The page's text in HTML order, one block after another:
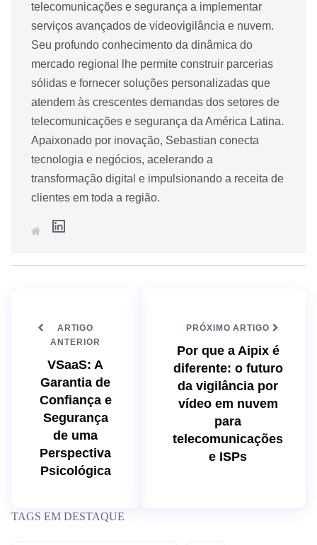
telecomunicações e segurança a implementar
serviços avançados de videovigilância e nuvem.
Seu profundo conhecimento da dinâmica do
mercado regional lhe permite construir parcerias
sólidas e fornecer soluções personalizadas que
atendem às crescentes demandas dos setores de
telecomunicações e segurança da América Latina.
Apaixonado por inovação, Sebastian conecta
tecnologia e negócios, acelerando a
transformação digital e impulsionando a receita de
clientes em toda a região.
ARTIGO
ANTERIOR
VSaaS: A
Garantia de
Confiança e
Segurança
de uma
Perspectiva
Psicológica
PRÓXIMO ARTIGO
Por que a Aipix é
diferente: o futuro
da vigilância por
vídeo em nuvem
para
telecomunicações
e ISPs
TAGS EM DESTAQUE